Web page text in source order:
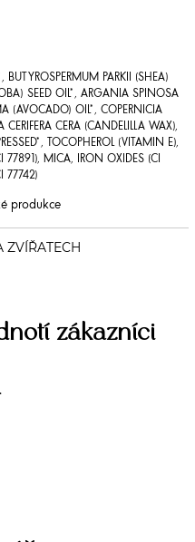
PARKII (SHEA)
SEED OIL*, ARGANIA SPINOSA
(AVOCADO) OIL*, COPERNICIA
CERA (CANDELILLA WAX),
TOCOPHEROL (VITAMIN E),
MICA, IRON OXIDES (CI
77742)
produkce
zákazníci